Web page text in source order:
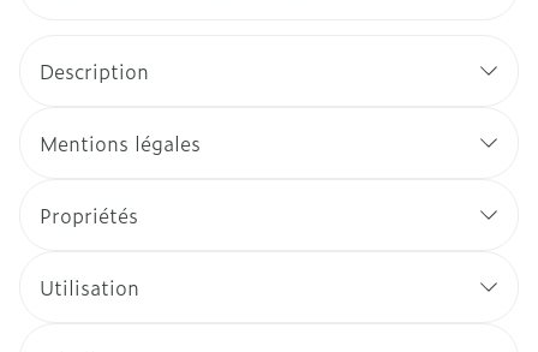
Description
Mentions légales
Propriétés
Utilisation